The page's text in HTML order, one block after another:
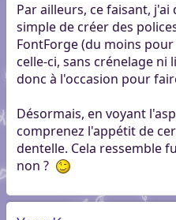
Par ailleurs, ce faisant,
simple de créer des
FontForge (du moins
celle-ci, sans crénelage ni
donc à l'occasion pour
Désormais, en voyant
comprenez l'appétit de
dentelle. Cela ressemble
non ?